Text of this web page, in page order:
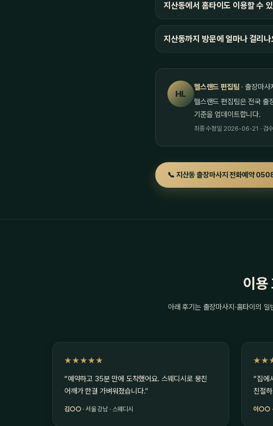
지산동에서 홈타이도 이용할 수
지산동까지 방문에 얼마나 걸리
HL
헬스랜드 편집팀 · 출장마사
헬스랜드 편집팀은 전국 출
기준을 업데이트합니다.
최종 수정일 2026-06-21 · 검
📞 지산동 출장마사지 전화예약
이용
아래 후기는 출장마사지·홈타이의
★★★★★
“예약하고 35분 만에 도착했어요. 스웨디시로 뭉친
어깨가 한결 가벼워졌습니다.”
김○○ · 서울 강남 · 스웨디시
“집에
친절
이○○